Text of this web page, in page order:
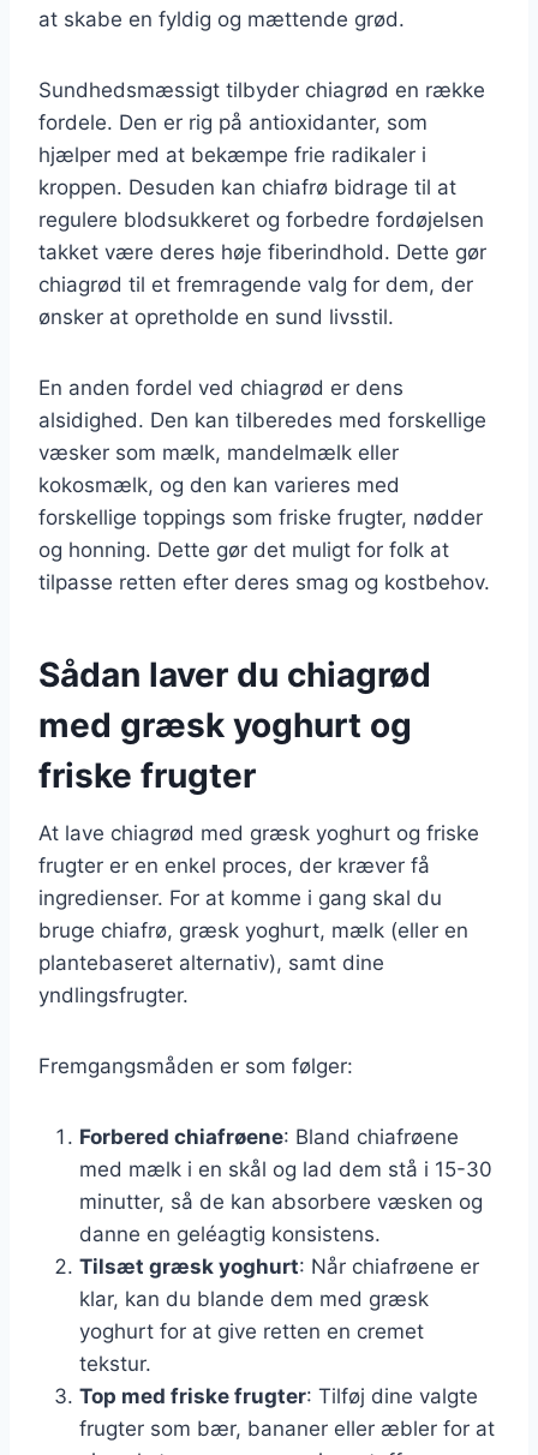
at skabe en fyldig og mættende grød.
Sundhedsmæssigt tilbyder chiagrød en række
fordele. Den er rig på antioxidanter, som
hjælper med at bekæmpe frie radikaler i
kroppen. Desuden kan chiafrø bidrage til at
regulere blodsukkeret og forbedre fordøjelsen
takket være deres høje fiberindhold. Dette gør
chiagrød til et fremragende valg for dem, der
ønsker at opretholde en sund livsstil.
En anden fordel ved chiagrød er dens
alsidighed. Den kan tilberedes med forskellige
væsker som mælk, mandelmælk eller
kokosmælk, og den kan varieres med
forskellige toppings som friske frugter, nødder
og honning. Dette gør det muligt for folk at
tilpasse retten efter deres smag og kostbehov.
Sådan laver du chiagrød
med græsk yoghurt og
friske frugter
At lave chiagrød med græsk yoghurt og friske
frugter er en enkel proces, der kræver få
ingredienser. For at komme i gang skal du
bruge chiafrø, græsk yoghurt, mælk (eller en
plantebaseret alternativ), samt dine
yndlingsfrugter.
Fremgangsmåden er som følger:
Forbered chiafrøene: Bland chiafrøene
med mælk i en skål og lad dem stå i 15-30
minutter, så de kan absorbere væsken og
danne en geléagtig konsistens.
Tilsæt græsk yoghurt: Når chiafrøene er
klar, kan du blande dem med græsk
yoghurt for at give retten en cremet
tekstur.
Top med friske frugter: Tilføj dine valgte
frugter som bær, bananer eller æbler for at